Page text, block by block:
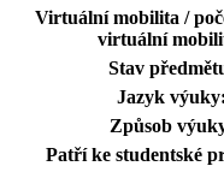
Virtuální mobilita /
virtuální
Stav
Jazyk výuky:
Způsob
Patří ke studentské